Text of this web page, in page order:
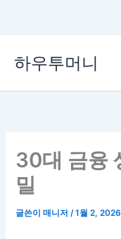
로
하우투머니
30대 금융
밀
글쓴이매니저/1월 2, 2026